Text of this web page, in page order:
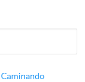
Caminando